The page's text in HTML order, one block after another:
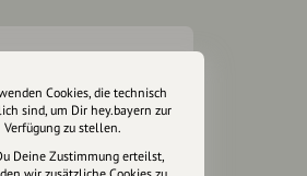
unsere Plattform
ist ein Projekt von
unsere Region und
Cookies, die technisch
sind, um Dir hey.bayern zur
Verfügung zu stellen.
Deine Zustimmung erteilst,